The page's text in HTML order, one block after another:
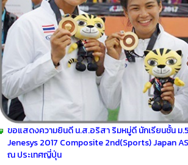
ขอแสดงความยินดี น.ส.อริสา ริมหมู่ดี นักเรียนชั้น ม
Jenesys 2017 Composite 2nd(Sports) Japan
ณ ประเทศญี่ปุ่น